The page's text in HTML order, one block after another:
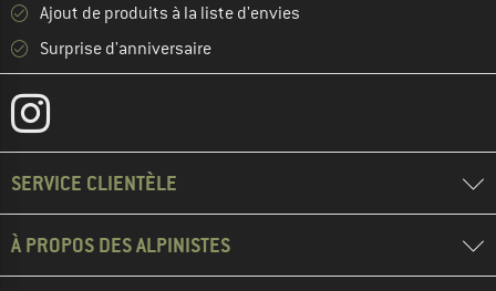
Ajout de produits à la liste d'envies
Surprise d'anniversaire
SERVICE CLIENTÈLE
À PROPOS DES ALPINISTES